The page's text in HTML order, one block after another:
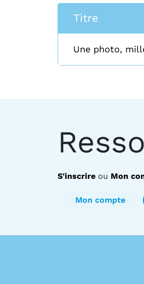
Titre
Une photo,
S'inscrire ou Mon
Mon compte